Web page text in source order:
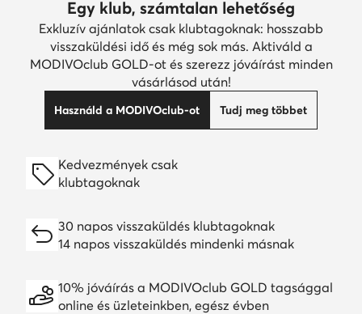
Egy klub, számtalan lehetőség
Exkluzív ajánlatok csak klubtagoknak: hosszabb
visszaküldési idő és még sok más. Aktiváld a
MODIVOclub GOLD-ot és szerezz jóváírást minden
vásárlásod után!
Használd a MODIVOclub-ot Tudj meg többet
Kedvezmények csak
klubtagoknak
30 napos visszaküldés klubtagoknak
14 napos visszaküldés mindenki másnak
10% jóváírás a MODIVOclub GOLD tagsággal
online és üzleteinkben, egész évben